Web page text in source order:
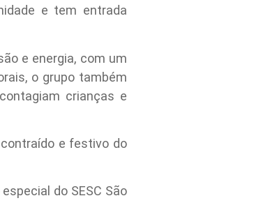
e tem entrada
e energia, com um
o grupo também
crianças e
e festivo do
do SESC São